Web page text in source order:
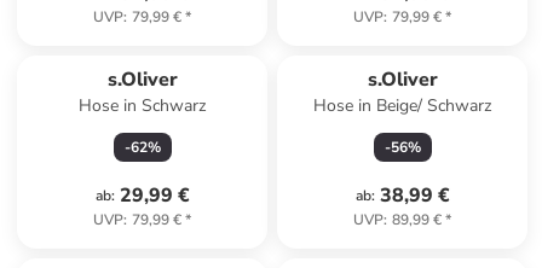
UVP: 79,99 €* UVP: 79,99 €*
s.Oliver
Hose in Schwarz
-62%
ab: 29,99 €
UVP: 79,99 €*
s.Oliver
Hose in Beige/ Schwarz
-56%
ab: 38,99 €
UVP: 89,99 €*